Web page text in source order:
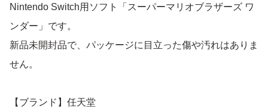
Nintendo Switch用ソフト「スーパーマリオブラザーズ ワ
ンダー」です。
新品未開封品で、パッケージに目立った傷や汚れはありま
せん。
【ブランド】任天堂